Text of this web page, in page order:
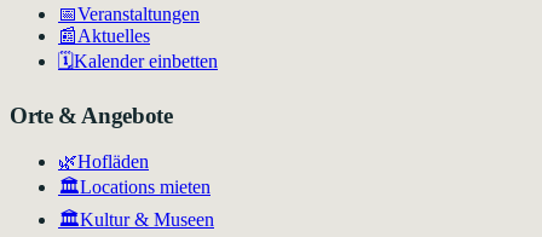
📅Veranstaltungen
📰Aktuelles
🗓️Kalender einbetten
Orte & Angebote
🌿Hofläden
🏛️Locations mieten
🏛Kultur & Museen